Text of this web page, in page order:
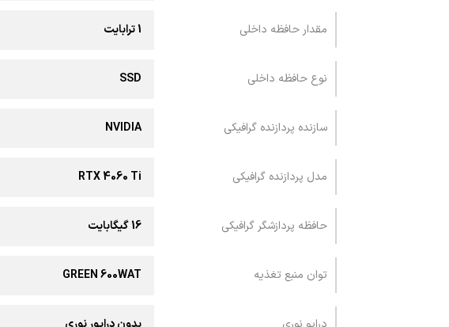
مقدار حافظه داخلی 1 ترابایت
نوع حافظه داخلی SSD
سازنده پردازنده گرافیکی NVIDIA
مدل پردازنده گرافیکی RTX 4060 Ti
حافظه پردازشگر گرافیکی 16 گیگابایت
توان منبع تغذیه GREEN 600WAT